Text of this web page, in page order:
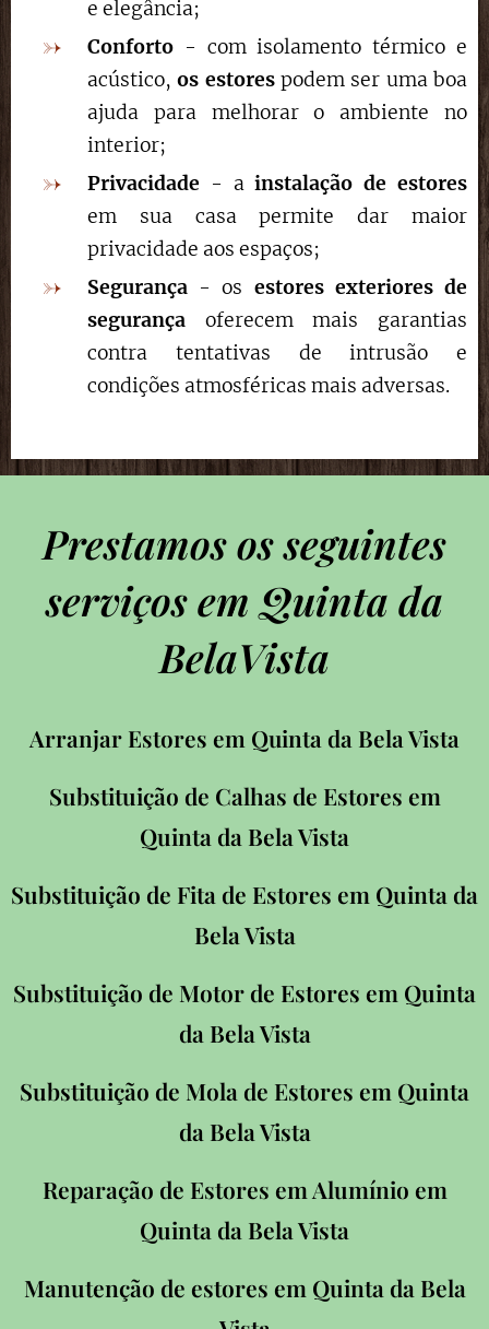
e elegância;
Conforto - com isolamento térmico e
acústico,os estorespodem ser uma boa
ajuda para melhorar o ambiente no
interior;
Privacidade - ainstalação de estores
em sua casa permite dar maior
privacidade aos espaços;
Segurança - os estores exteriores de
segurança oferecem mais garantias
contra tentativas de intrusão e
condições atmosféricas mais adversas.
Prestamos os seguintes
serviços em Quinta da
BelaVista
Arranjar Estores em Quinta da Bela Vista
Substituição de Calhas de Estores em
Quinta da Bela Vista
Substituição de Fita de Estores em Quinta da
Bela Vista
Substituição de Motor de Estores em Quinta
da Bela Vista
Substituição de Mola de Estores em Quinta
da Bela Vista
Reparação de Estores em Alumínio em
Quinta da Bela Vista
Manutenção de estores em Quinta da Bela